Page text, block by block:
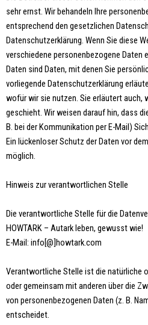
sehr ernst. Wir behandeln Ihre
entsprechend den gesetzlichen
Datenschutzerklärung. Wenn Sie diese
verschiedene personenbezogene Daten
Daten sind Daten, mit denen Sie
vorliegende Datenschutzerklärung
wofür wir sie nutzen. Sie erläutert auch,
geschieht. Wir weisen darauf hin, dass
B. bei der Kommunikation per E-Mail)
Ein lückenloser Schutz der Daten vor
möglich.
Hinweis zur verantwortlichen Stelle
Die verantwortliche Stelle für die
HOWTARK – Autark leben, gewusst wie!
E-Mail: info[@]howtark.com
Verantwortliche Stelle ist die natürliche
oder gemeinsam mit anderen über die
von personenbezogenen Daten (z. B.
entscheidet.